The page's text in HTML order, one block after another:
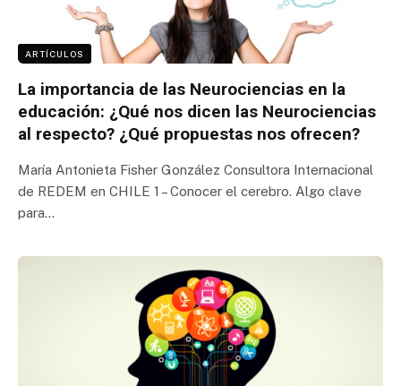
ARTÍCULOS
La importancia de las Neurociencias en la
educación: ¿Qué nos dicen las Neurociencias
al respecto? ¿Qué propuestas nos ofrecen?
María Antonieta Fisher González Consultora Internacional
de REDEM en CHILE 1 – Conocer el cerebro. Algo clave
para…